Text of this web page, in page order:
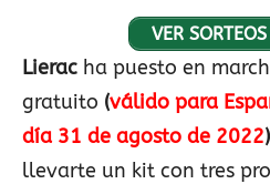
VER
Lierac ha puesto en
gratuito (válido para
día 31 de agosto de 2022)
llevarte un kit con tres